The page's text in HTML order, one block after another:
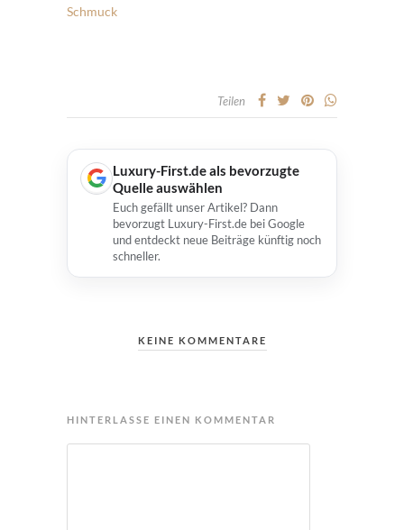
Schmuck
Teilen
Luxury-First.de als bevorzugte
Quelle auswählen
Euch gefällt unser Artikel? Dann
bevorzugt Luxury-First.de bei Google
und entdeckt neue Beiträge künftig noch
schneller.
KEINE KOMMENTARE
HINTERLASSE EINEN KOMMENTAR